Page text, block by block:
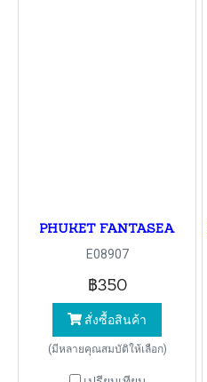
PHUKET FANTASEA
E08907
฿350
สั่งซื้อสินค้า
(มีหลายคุณสมบัติให้เลือก)